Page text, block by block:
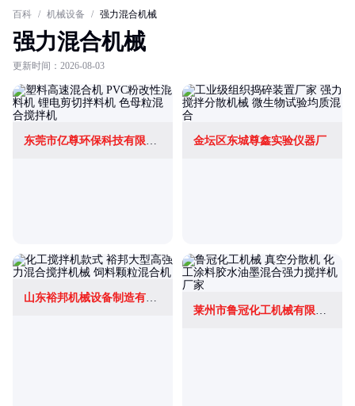
百科 / 机械设备 / 强力混合机械
强力混合机械
更新时间：2026-08-03
东莞市亿尊环保科技有限公司 金坛区东城尊鑫实验仪器厂
山东裕邦机械设备制造有限公司
莱州市鲁冠化工机械有限公司